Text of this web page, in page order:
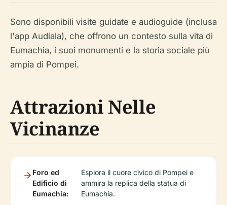
Sono disponibili visite guidate e audioguide (inclusa
l'app Audiala), che offrono un contesto sulla vita di
Eumachia, i suoi monumenti e la storia sociale più
ampia di Pompei.
Attrazioni Nelle
Vicinanze
Foro ed
Edificio di
Eumachia:
Esplora il cuore civico di Pompei e
ammira la replica della statua di
Eumachia.